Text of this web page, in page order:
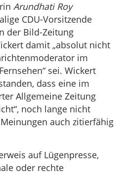
Arundhati Roy
CDU-Vorsitzende
der Bild-Zeitung
damit „absolut nicht
im
sei. Wickert
dass eine im
Allgemeine Zeitung
noch lange nicht
auch zitierfähig
auf Lügenpresse,
oder rechte